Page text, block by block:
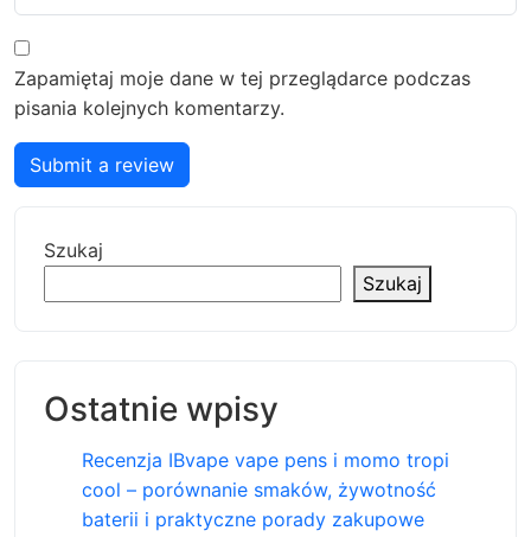
Zapamiętaj moje dane w tej przeglądarce podczas
pisania kolejnych komentarzy.
Submit a review
Szukaj
Szukaj
Ostatnie wpisy
Recenzja IBvape vape pens i momo tropi
cool – porównanie smaków, żywotność
baterii i praktyczne porady zakupowe